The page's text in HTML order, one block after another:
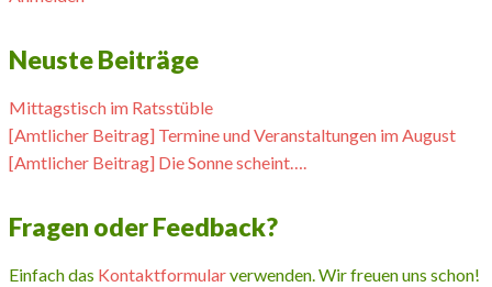
Neuste Beiträge
Mittagstisch im Ratsstüble
[Amtlicher Beitrag] Termine und Veranstaltungen im August
[Amtlicher Beitrag] Die Sonne scheint….
Fragen oder Feedback?
Einfach das Kontaktformularverwenden. Wir freuen uns schon!